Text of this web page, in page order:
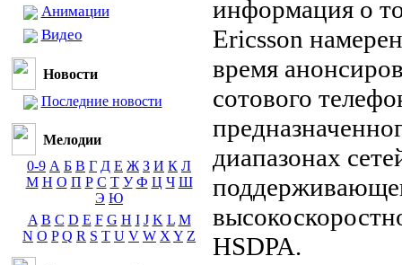
Анимации
Видео
Новости
Последние новости
Мелодии
0-9 А Б В Г Д Е Ж З И К Л
М Н О П Р С Т У Ф Ц Ч Ш
Э Ю
A B C D E F G H I J K L M
N O P Q R S T U V W X Y Z
информация о
Ericsson
время
сотового
диапазонах
HSDPA.